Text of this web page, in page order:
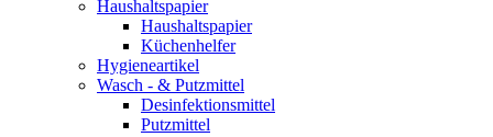
Haushaltspapier
Haushaltspapier
Küchenhelfer
Hygieneartikel
Wasch - & Putzmittel
Desinfektionsmittel
Putzmittel